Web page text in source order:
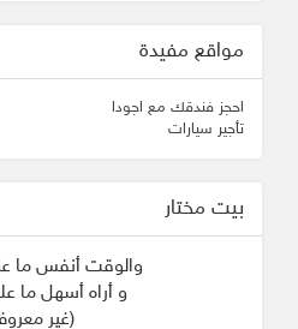
مواقع مفيدة
احجز فندقك مع اجودا
تأجير سيارات
بيت مختار
والوقت أنفس ما
و أراه أسهل ما
(غير